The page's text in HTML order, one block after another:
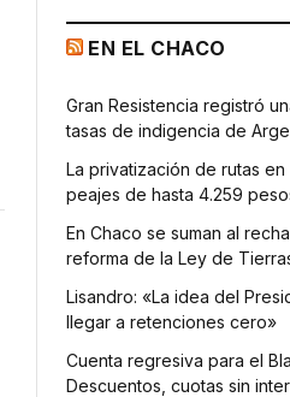
EN EL CHACO
Gran Resistencia registró
tasas de indigencia de
La privatización de rutas
peajes de hasta 4.259
En Chaco se suman al
reforma de la Ley de
Lisandro: «La idea del
llegar a retenciones cero»
Cuenta regresiva para el
Descuentos, cuotas sin